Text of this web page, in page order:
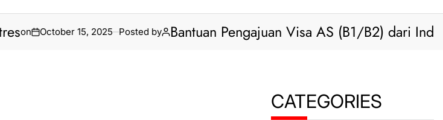
October 15, 2025 Posted by Bantuan Pengajuan Visa AS (B1/B2) dari Indonesia
CATEGORIES